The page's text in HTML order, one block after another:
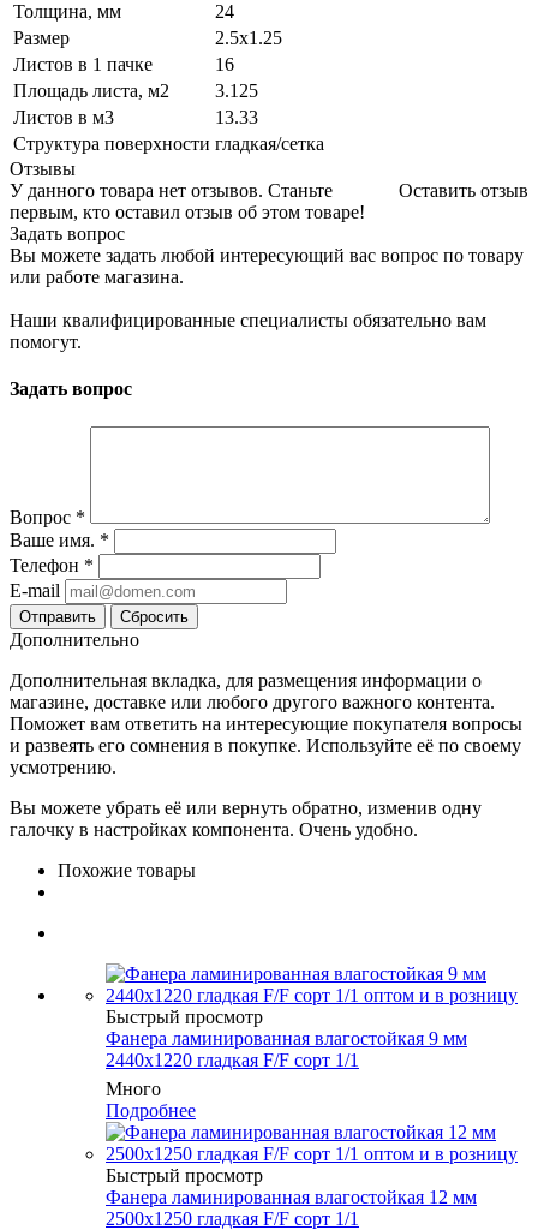
Толщина, мм
24
Размер
2.5х1.25
Листов в 1 пачке
16
Площадь листа, м2
3.125
Листов в м3
13.33
Структура поверхности гладкая/сетка
Отзывы
Оставить отзыв
У данного товара нет отзывов. Станьте
первым, кто оставил отзыв об этом товаре!
Задать вопрос
Вы можете задать любой интересующий вас вопрос по товару
или работе магазина.
Наши квалифицированные специалисты обязательно вам
помогут.
Задать вопрос
Вопрос *
Ваше имя. *
Телефон *
E-mail
Сбросить
Дополнительно
Дополнительная вкладка, для размещения информации о
магазине, доставке или любого другого важного контента.
Поможет вам ответить на интересующие покупателя вопросы
и развеять его сомнения в покупке. Используйте её по своему
усмотрению.
Вы можете убрать её или вернуть обратно, изменив одну
галочку в настройках компонента. Очень удобно.
Похожие товары
Быстрый просмотр
Фанера ламинированная влагостойкая 9 мм
2440х1220 гладкая F/F сорт 1/1
Много
Подробнее
Быстрый просмотр
Фанера ламинированная влагостойкая 12 мм
2500х1250 гладкая F/F сорт 1/1